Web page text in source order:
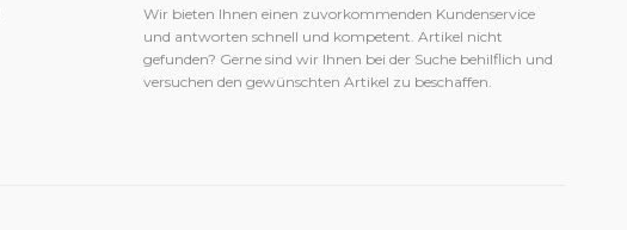
Wir bieten Ihnen einen zuvorkommenden Kundenservice
und antworten schnell und kompetent. Artikel nicht
gefunden? Gerne sind wir Ihnen bei der Suche behilflich und
versuchen den gewünschten Artikel zu beschaffen.